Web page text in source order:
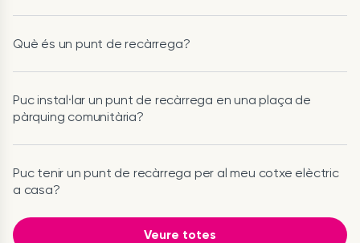
Què és un punt de recàrrega?
Puc instal·lar un punt de recàrrega en una plaça de
pàrquing comunitària?
Puc tenir un punt de recàrrega per al meu cotxe elèctric
a casa?
Veure totes